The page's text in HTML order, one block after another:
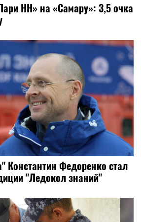
НН» на «Самару»: 3,5 очка
Константин Федоренко стал
"Ледокол знаний"